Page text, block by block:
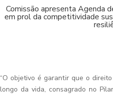
Comissão apresenta Agenda
em prol da competitividade
“O objetivo é garantir que o
longo da vida, consagrado no